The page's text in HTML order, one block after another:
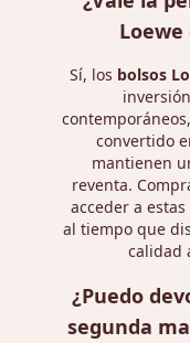
Loewe
Sí, los bolsos
convertido
mantienen
reventa.
acceder a
al tiempo que
calidad
¿Puedo
segunda